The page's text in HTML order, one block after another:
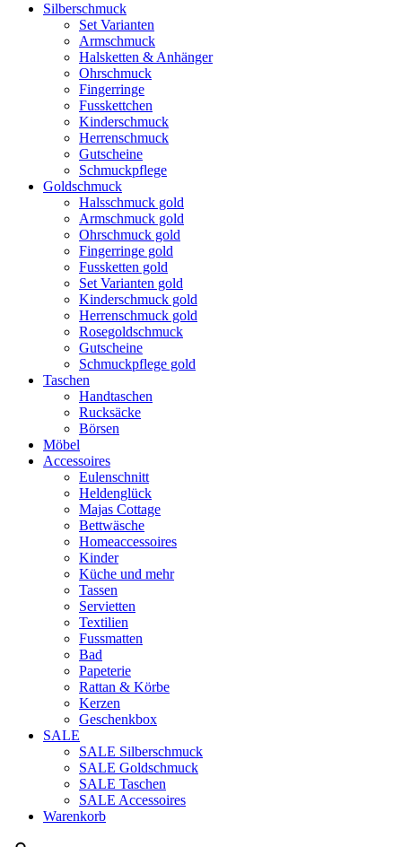
Silberschmuck
Set Varianten
Armschmuck
Halsketten & Anhänger
Ohrschmuck
Fingerringe
Fusskettchen
Kinderschmuck
Herrenschmuck
Gutscheine
Schmuckpflege
Goldschmuck
Halsschmuck gold
Armschmuck gold
Ohrschmuck gold
Fingerringe gold
Fussketten gold
Set Varianten gold
Kinderschmuck gold
Herrenschmuck gold
Rosegoldschmuck
Gutscheine
Schmuckpflege gold
Taschen
Handtaschen
Rucksäcke
Börsen
Möbel
Accessoires
Eulenschnitt
Heldenglück
Majas Cottage
Bettwäsche
Homeaccessoires
Kinder
Küche und mehr
Tassen
Servietten
Textilien
Fussmatten
Bad
Papeterie
Rattan & Körbe
Kerzen
Geschenkbox
SALE
SALE Silberschmuck
SALE Goldschmuck
SALE Taschen
SALE Accessoires
Warenkorb